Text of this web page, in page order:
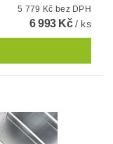
5 779 Kč bez DPH
6 993 Kč/ ks